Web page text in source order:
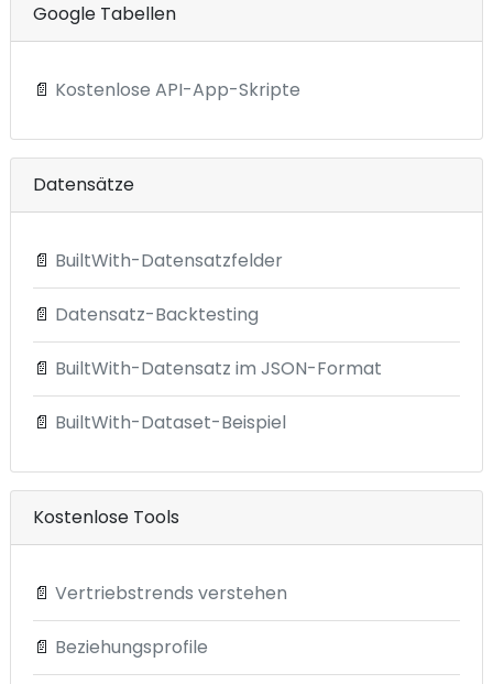
Google Tabellen
📄 Kostenlose API-App-Skripte
Datensätze
📄 BuiltWith-Datensatzfelder
📄 Datensatz-Backtesting
📄 BuiltWith-Datensatz im JSON-Format
📄 BuiltWith-Dataset-Beispiel
Kostenlose Tools
📄 Vertriebstrends verstehen
📄 Beziehungsprofile